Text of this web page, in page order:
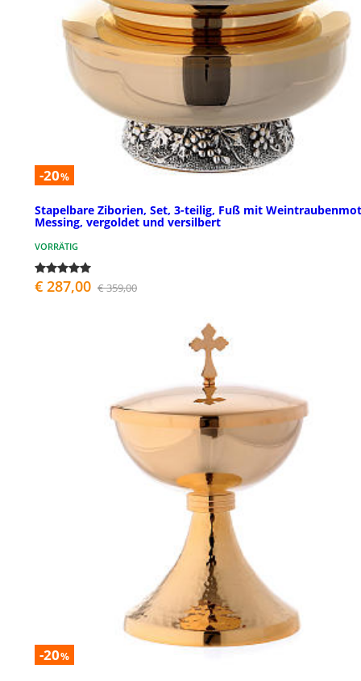
-20%
Stapelbare Ziborien, Set, 3-teilig, Fuß mit
Messing, vergoldet und versilbert
VORRÄTIG
€ 287,00 € 359,00
-20%